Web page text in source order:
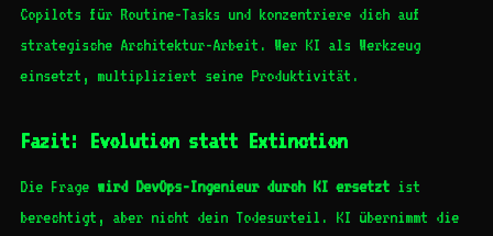
Copilots für Routine-Tasks und konzentriere dich auf
strategische Architektur-Arbeit. Wer KI als Werkzeug
einsetzt, multipliziert seine Produktivität.
Fazit: Evolution statt Extinction
Die Frage wird DevOps-Ingenieur durch KI ersetzt ist
berechtigt, aber nicht dein Todesurteil. KI übernimmt die